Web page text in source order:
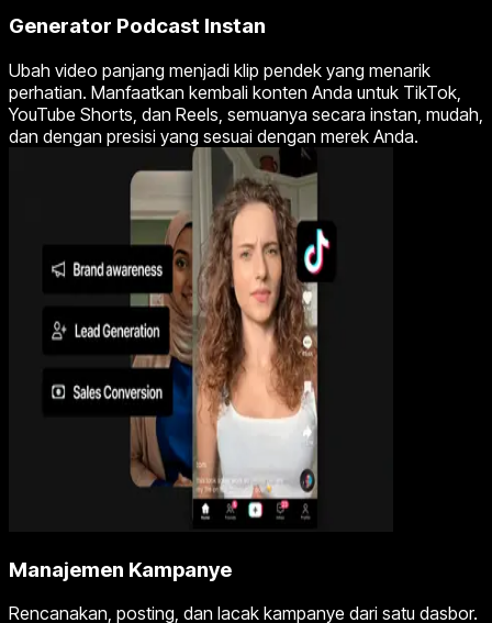
Generator Podcast Instan
Ubah video panjang menjadi klip pendek yang menarik
perhatian. Manfaatkan kembali konten Anda untuk TikTok,
YouTube Shorts, dan Reels, semuanya secara instan, mudah,
dan dengan presisi yang sesuai dengan merek Anda.
Manajemen Kampanye
Rencanakan, posting, dan lacak kampanye dari satu dasbor.